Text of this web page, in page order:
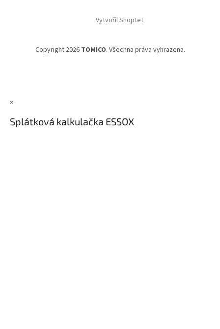
Vytvořil Shoptet
Copyright 2026 TOMICO. Všechna práva vyhrazena.
×
Splátková kalkulačka ESSOX